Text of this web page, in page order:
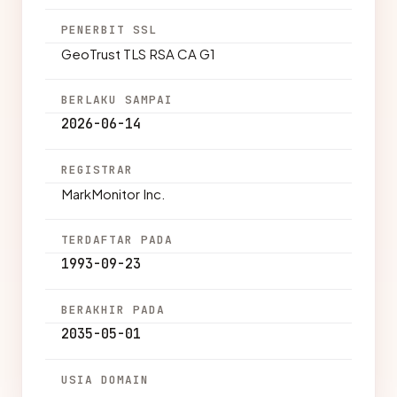
PENERBIT SSL
GeoTrust TLS RSA CA G1
BERLAKU SAMPAI
2026-06-14
REGISTRAR
MarkMonitor Inc.
TERDAFTAR PADA
1993-09-23
BERAKHIR PADA
2035-05-01
USIA DOMAIN